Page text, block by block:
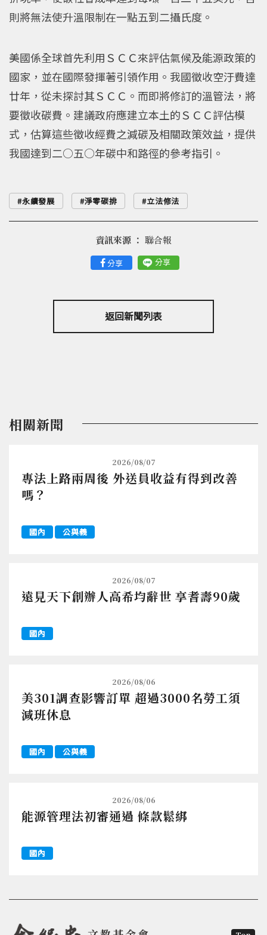
則將無法使升溫限制在一點五到二攝氏度。
美國係全球首先利用ＳＣＣ來評估氣候及能源政策的
國家，並在國際發揮著引領作用。我國徵收空汙費達
廿年，從未探討其ＳＣＣ。而即將修訂的溫管法，將
要徵收碳費。建議政府應建立本土的ＳＣＣ評估模
式，估算這些徵收經費之減碳及相關政策效益，提供
我國達到二○五○年碳中和路徑的參考指引。
永續發展 淨零碳排 立法修法
分享 分享
資訊來源 ： 聯合報
返回新聞列表
相關新聞
2026/08/07
專法上路兩周後 外送員收益有得到改善
嗎？
國內 公與義
2026/08/07
遠見天下創辦人高希均辭世 享耆壽90歲
國內
2026/08/06
美301調查影響訂單 超過3000名勞工須
減班休息
國內 公與義
2026/08/06
能源管理法初審通過 條款鬆綁
國內